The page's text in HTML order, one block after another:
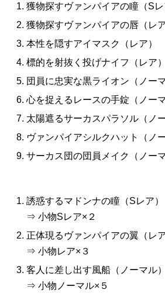
獲物探すヴァンパイアの瞳（Sレ
獲物探すヴァンパイアの唇（レア
本性を隠すアイマスク（レア）
標的を射抜く投げナイフ（レア）
団員に忠実な黒ライオン（ノーマ
心を捉えるレースの手錠（ノーマ
太陽遮るサーカスパラソル（ノー
ヴァンパイアシルクハット（ノー
サーカス団の団員メイク（ノーマ
誘惑するマドンナの瞳（Sレア）
⇒ 小物Sレア×２
正体現るヴァンパイアの翼（レア
⇒ 小物レア×３
客人に差し出す風船（ノーマル）
⇒ 小物ノーマル×５